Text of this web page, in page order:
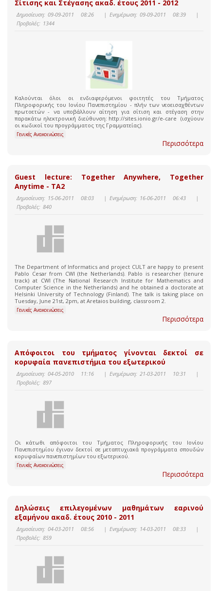
Σίτισης και Στέγασης ακαδ. έτους 2011 - 2012
Δημοσίευση: 09-09-2011 08:26 | Ενημέρωση: 09-09-2011 08:39
|
Προβολές: 1344
Kαλούνται όλοι οι ενδιαφερόμενοι φοιτητές του Τμήματος
Πληροφορικής του Ιονίου Πανεπιστημίου - πλήν των νεοεισαχθέντων
πρωτοετών - να υποβάλλουν αίτηση για σίτιση και στέγαση στην
παρακάτω ηλεκτρονική διεύθυνση: http://sites.ionio.gr/e-care (ισχύουν
οι κωδικοί του προγράμματος της Γραμματείας).
Γενικές Ανακοινώσεις
Περισσότερα
Guest lecture: Together Anywhere, Together
Anytime - TA2
Δημοσίευση: 15-06-2011 08:03 | Ενημέρωση: 16-06-2011 06:43
|
Προβολές: 840
The Department of Informatics and project CULT are happy to present
Pablo Cesar from CWI (the Netherlands). Pablo is researcher (tenure
track) at CWI (The National Research Institute for Mathematics and
Computer Science in the Netherlands) and he obtained a doctorate at
Helsinki University of Technology (Finland). The talk is taking place on
Tuesday, June 21st, 2pm, at Aretaios building, classroom 2.
Γενικές Ανακοινώσεις
Περισσότερα
Aπόφοιτοι του τμήματος γίνονται δεκτοί σε
κορυφαία πανεπιστήμια του εξωτερικού
Δημοσίευση: 04-05-2010 11:16 | Ενημέρωση: 21-03-2011 10:31
|
Προβολές: 897
Οι κάτωθι απόφοιτοι του Τμήματος Πληροφορικής του Ιονίου
Πανεπιστημίου έγιναν δεκτοί σε μεταπτυχιακά προγράμματα σπουδών
κορυφαίων πανεπιστημίων του εξωτερικού.
Γενικές Ανακοινώσεις
Περισσότερα
Δηλώσεις επιλεγομένων μαθημάτων εαρινού
εξαμήνου ακαδ. έτους 2010 - 2011
Δημοσίευση: 04-03-2011 08:56 | Ενημέρωση: 14-03-2011 08:33
|
Προβολές: 859